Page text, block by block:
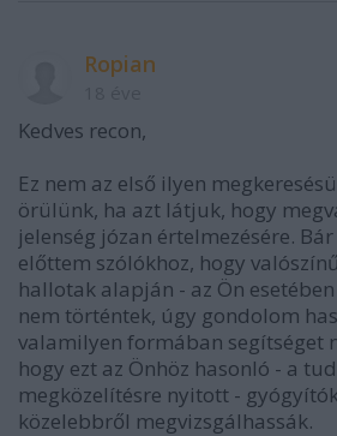
Ropian
Kedves recon,
Ez nem az első ilyen
örülünk, ha azt látjuk, hogy
jelenség józan értelmezésére.
előttem szólókhoz, hogy
hallotak alapján - az Ön
nem történtek, úgy gondolom
valamilyen formában segítséget
hogy ezt az Önhöz hasonló - a
megközelítésre nyitott -
közelebbről megvizsgálhassák.